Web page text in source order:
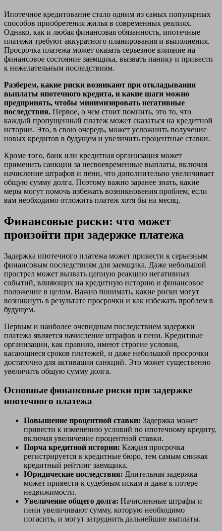
Ипотечное кредитование стало одним из самых популярных
способов приобретения жилья в современных реалиях.
Однако, как и любая финансовая обязанность, ипотечные
платежи требуют аккуратного планирования и выполнения.
Просрочка платежа может оказать серьезное влияние на
финансовое состояние заемщика, вызвать панику и привести
к нежелательным последствиям.
Разберем, какие риски возникают при откладывании
выплаты ипотечного кредита, и какие шаги можно
предпринять, чтобы минимизировать негативные
последствия. Первое, о чем стоит помнить, это то, что
каждый пропущенный платеж может сказаться на кредитной
истории. Это, в свою очередь, может усложнить получение
новых кредитов в будущем и увеличить процентные ставки.
Кроме того, банк или кредитная организация может
применить санкции за несвоевременные выплаты, включая
начисление штрафов и пени, что дополнительно увеличивает
общую сумму долга. Поэтому важно заранее знать, какие
меры могут помочь избежать возникновения проблем, если
вам необходимо отложить платеж хотя бы на месяц.
Финансовые риски: что может
произойти при задержке платежа
Задержка ипотечного платежа может привести к серьезным
финансовым последствиям для заемщика. Даже небольшой
прострел может вызвать цепную реакцию негативных
событий, влияющих на кредитную историю и финансовое
положение в целом. Важно понимать, какие риски могут
возникнуть в результате просрочки и как избежать проблем в
будущем.
Первым и наиболее очевидным последствием задержки
платежа является начисление штрафов и пени. Кредитные
организации, как правило, имеют строгие условия,
касающиеся сроков платежей, и даже небольшой просрочки
достаточно для активации санкций. Это может существенно
увеличить общую сумму долга.
Основные финансовые риски при задержке
ипотечного платежа
Повышение процентной ставки: Задержка может
привести к изменению условий по ипотечному кредиту,
включая увеличение процентной ставки.
Порча кредитной истории: Каждая просрочка
регистрируется в кредитные бюро, тем самым снижая
кредитный рейтинг заемщика.
Юридические последствия: Длительная задержка
может привести к судебным искам и даже к потере
недвижимости.
Увеличение общего долга: Начисленные штрафы и
пени увеличивают сумму, которую необходимо
погасить, и могут затруднить дальнейшие выплаты.